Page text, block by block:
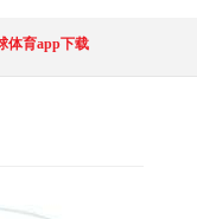
体育app下载